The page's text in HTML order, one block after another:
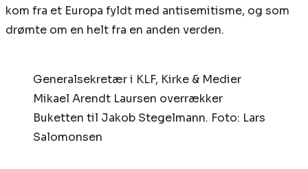
kom fra et Europa fyldt med antisemitisme, og som
drømte om en helt fra en anden verden.
Generalsekretær i KLF, Kirke & Medier
Mikael Arendt Laursen overrækker
Buketten til Jakob Stegelmann. Foto: Lars
Salomonsen